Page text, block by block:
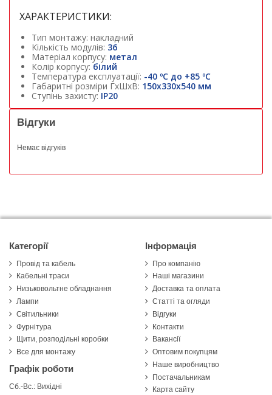
ХАРАКТЕРИСТИКИ:
Тип монтажу: накладний
Кількість модулів: 36
Матеріал корпусу: метал
Колір корпусу: білий
Температура експлуатації: -40 ºС до +85 ºС
Габаритні розміри ГхШхВ: 150х330х540 мм
Ступінь захисту: IP20
Відгуки
Немає відгуків
Категорії
Провід та кабель
Кабельні траси
Низьковольтне обладнання
Лампи
Світильники
Фурнітура
Щити, розподільні коробки
Все для монтажу
Графік роботи
Сб.-Вс.: Вихідні
Інформація
Про компанію
Наші магазини
Доставка та оплата
Статті та огляди
Відгуки
Контакти
Вакансії
Оптовим покупцям
Наше виробництво
Постачальникам
Карта сайту